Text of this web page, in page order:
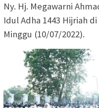
Ny. Hj. Megawarni
Idul Adha 1443 Hijriah
Minggu (10/07/2022).